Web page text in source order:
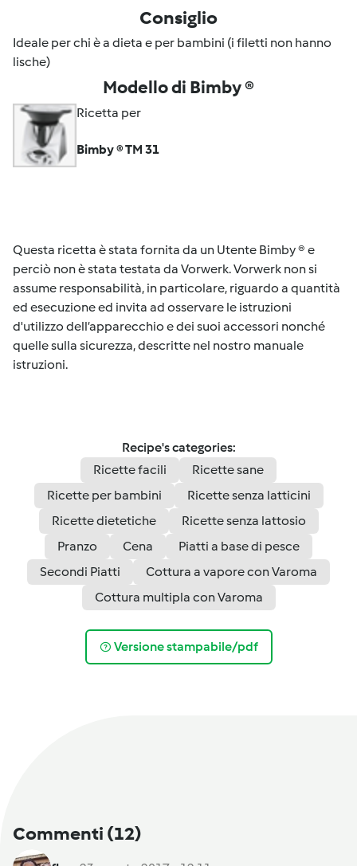
Consiglio
Ideale per chi è a dieta e per bambini (i filetti non hanno
lische)
Modello di Bimby ®
Ricetta per
Bimby ® TM 31
Questa ricetta è stata fornita da un Utente Bimby ® e
perciò non è stata testata da Vorwerk. Vorwerk non si
assume responsabilità, in particolare, riguardo a quantità
ed esecuzione ed invita ad osservare le istruzioni
d'utilizzo dell’apparecchio e dei suoi accessori nonché
quelle sulla sicurezza, descritte nel nostro manuale
istruzioni.
Recipe's categories:
Ricette facili
Ricette sane
Ricette per bambini
Ricette senza latticini
Ricette dietetiche
Ricette senza lattosio
Pranzo
Cena
Piatti a base di pesce
Secondi Piatti
Cottura a vapore con Varoma
Cottura multipla con Varoma
Versione stampabile/pdf
Commenti (12)